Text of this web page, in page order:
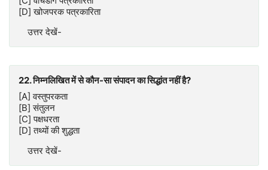
[D] खोजपरक पत्रकारिता
उत्तर देखें-
22. निम्नलिखित में से कौन-सा संपादन का सिद्धांत नहीं है?
[A] वस्तुपरकता
[B] संतुलन
[C] पक्षधरता
[D] तथ्यों की शुद्धता
उत्तर देखें-